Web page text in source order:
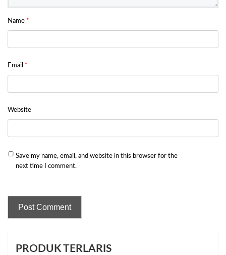
Name *
Email *
Website
Save my name, email, and website in this browser for the
next time I comment.
PRODUK TERLARIS